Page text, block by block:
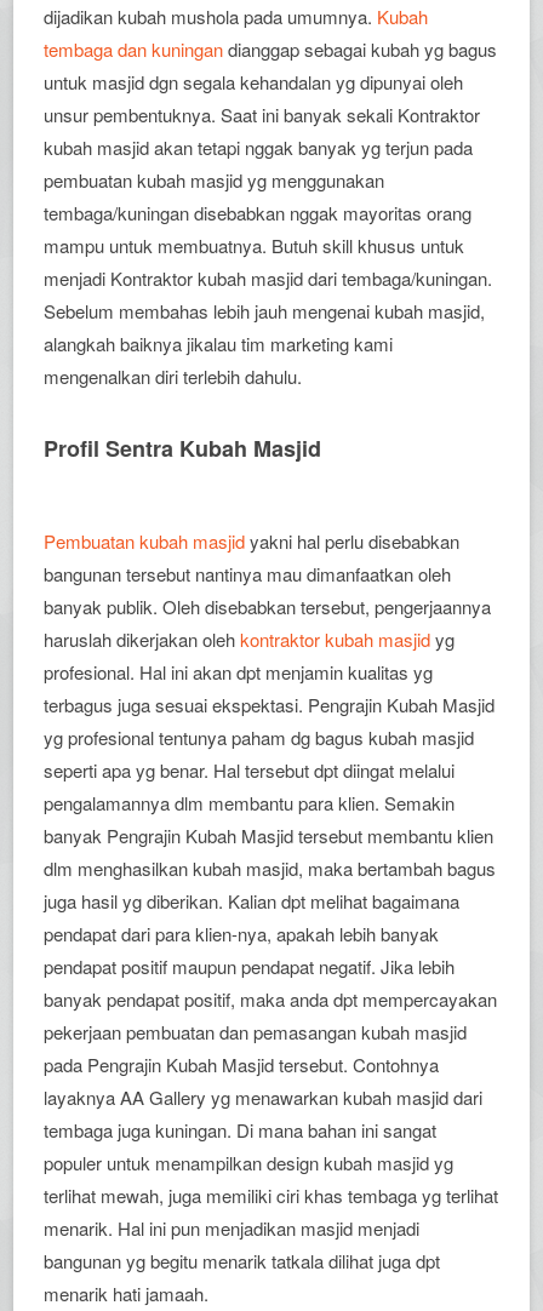
dijadikan kubah mushola pada umumnya. Kubah
tembaga dan kuningandianggap sebagai kubah yg bagus
untuk masjid dgn segala kehandalan yg dipunyai oleh
unsur pembentuknya. Saat ini banyak sekali Kontraktor
kubah masjid akan tetapi nggak banyak yg terjun pada
pembuatan kubah masjid yg menggunakan
tembaga/kuningan disebabkan nggak mayoritas orang
mampu untuk membuatnya. Butuh skill khusus untuk
menjadi Kontraktor kubah masjid dari tembaga/kuningan.
Sebelum membahas lebih jauh mengenai kubah masjid,
alangkah baiknya jikalau tim marketing kami
mengenalkan diri terlebih dahulu.
Profil Sentra Kubah Masjid
Pembuatan kubah masjidyakni hal perlu disebabkan
bangunan tersebut nantinya mau dimanfaatkan oleh
banyak publik. Oleh disebabkan tersebut, pengerjaannya
haruslah dikerjakan olehkontraktor kubah masjidyg
profesional. Hal ini akan dpt menjamin kualitas yg
terbagus juga sesuai ekspektasi. Pengrajin Kubah Masjid
yg profesional tentunya paham dg bagus kubah masjid
seperti apa yg benar. Hal tersebut dpt diingat melalui
pengalamannya dlm membantu para klien. Semakin
banyak Pengrajin Kubah Masjid tersebut membantu klien
dlm menghasilkan kubah masjid, maka bertambah bagus
juga hasil yg diberikan. Kalian dpt melihat bagaimana
pendapat dari para klien-nya, apakah lebih banyak
pendapat positif maupun pendapat negatif. Jika lebih
banyak pendapat positif, maka anda dpt mempercayakan
pekerjaan pembuatan dan pemasangan kubah masjid
pada Pengrajin Kubah Masjid tersebut. Contohnya
layaknya AA Gallery yg menawarkan kubah masjid dari
tembaga juga kuningan. Di mana bahan ini sangat
populer untuk menampilkan design kubah masjid yg
terlihat mewah, juga memiliki ciri khas tembaga yg terlihat
menarik. Hal ini pun menjadikan masjid menjadi
bangunan yg begitu menarik tatkala dilihat juga dpt
menarik hati jamaah.